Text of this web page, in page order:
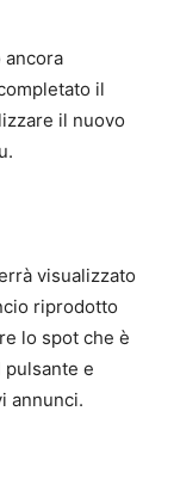
ancora
il
il nuovo
visualizzato
riprodotto
lo spot che è
pulsante e
annunci.